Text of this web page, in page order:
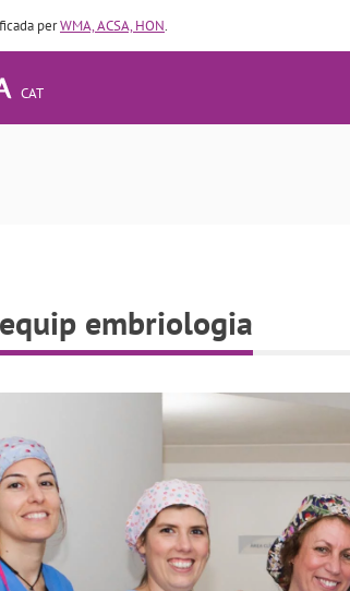
perWMA, ACSA, HON.
CAT
embriologia